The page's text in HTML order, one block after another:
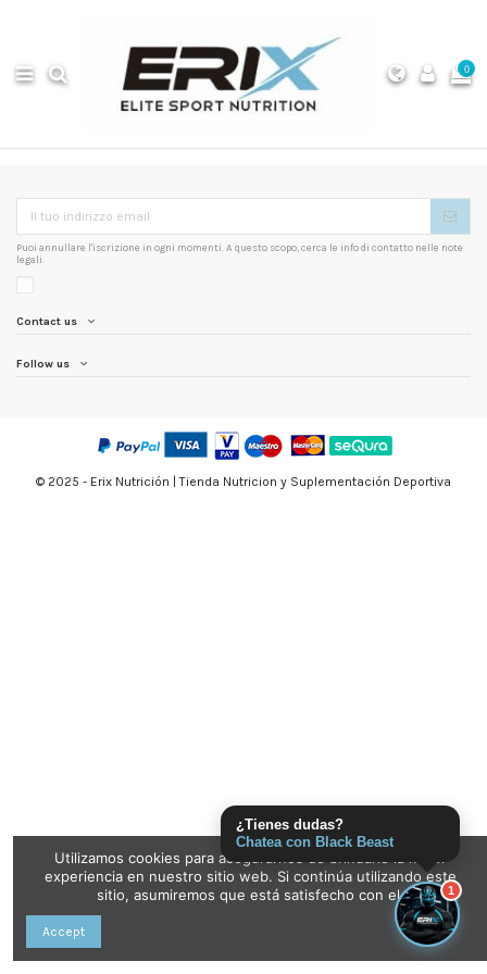
0
Puoi annullare l'iscrizione in ogni momenti. A questo scopo, cerca le info di contatto nelle note
legali.
Contact us
Follow us
© 2025 - Erix Nutrición | Tienda Nutricion y Suplementación Deportiva
¿Tienes dudas?
Chatea con Black Beast
1
Utilizamos cookies para asegurarnos de brindarle la mejor
experiencia en nuestro sitio web. Si continúa utilizando este
sitio, asumiremos que está satisfecho con el.
Accept